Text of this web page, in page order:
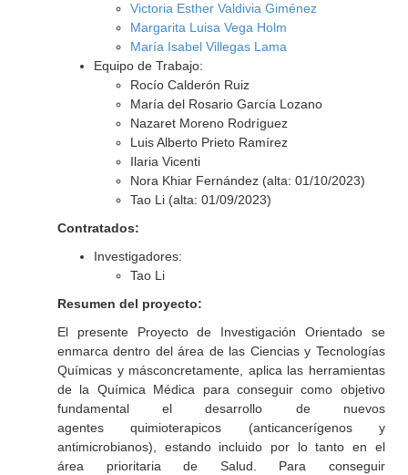
Victoria Esther Valdivia Giménez
Margarita Luisa Vega Holm
María Isabel Villegas Lama
Equipo de Trabajo:
Rocío Calderón Ruiz
María del Rosario García Lozano
Nazaret Moreno Rodríguez
Luis Alberto Prieto Ramírez
Ilaria Vicenti
Nora Khiar Fernández (alta: 01/10/2023)
Tao Li (alta: 01/09/2023)
Contratados:
Investigadores:
Tao Li
Resumen del proyecto:
El presente Proyecto de Investigación Orientado se
enmarca dentro del área de las Ciencias y Tecnologías
Químicas y másconcretamente, aplica las herramientas
de la Química Médica para conseguir como objetivo
fundamental el desarrollo de nuevos
agentes quimioterapicos (anticancerígenos y
antimicrobianos), estando incluido por lo tanto en el
área prioritaria de Salud. Para conseguir